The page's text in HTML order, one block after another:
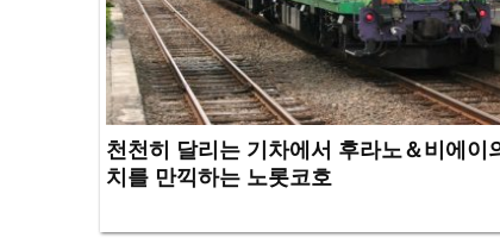
천천히 달리는 기차에서 후라노＆비에이
치를 만끽하는 노롯코호